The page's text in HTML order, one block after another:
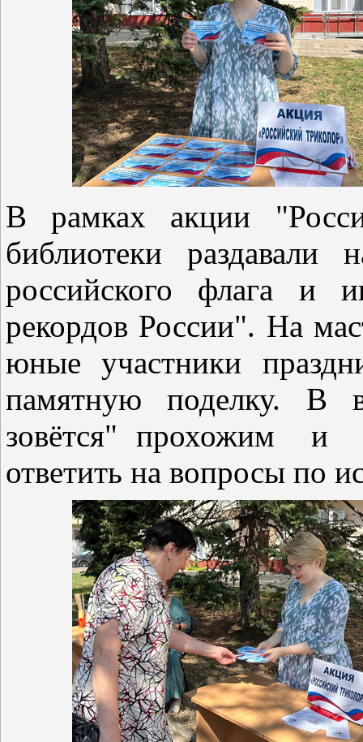
В рамках акции
библиотеки раздавали
российского флага и
рекордов России". На
юные участники
памятную поделку. В
зовётся" прохожим и
ответить на вопросы по